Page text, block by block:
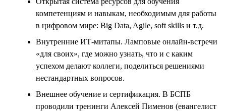
компетенциям и навыкам, необходимым для работы
в цифровом мире: Big Data, Agile, soft skills и т.д.
Внутренние ИТ-митапы. Ламповые онлайн-встречи
«для своих», где можно узнать, что и с каким
успехом делают коллеги, поделиться решениями
нестандартных вопросов.
Внешнее обучение и сертификация. В БСПБ
проводили тренинги Алексей Пименов (евангелист